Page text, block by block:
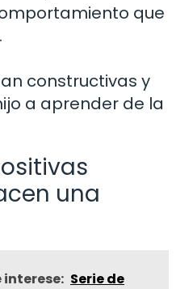
que
constructivas y
a aprender de la
una
interese: Serie de